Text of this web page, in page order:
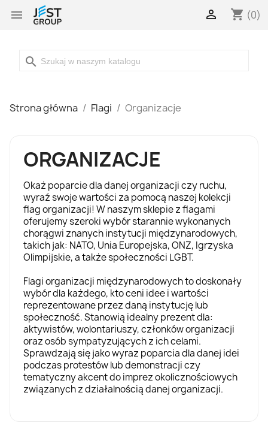
 shopping_cart (0)

search
Strona główna Flagi Organizacje
ORGANIZACJE
Okaż poparcie dla danej organizacji czy ruchu,
wyraź swoje wartości za pomocą naszej kolekcji
flag organizacji! W naszymsklepie z flagami
oferujemy szeroki wybór starannie wykonanych
chorągwi znanych instytucji międzynarodowych,
takich jak: NATO, Unia Europejska, ONZ, Igrzyska
Olimpijskie, a także społeczności LGBT.
Flagi organizacji międzynarodowych to doskonały
wybór dla każdego, kto ceni idee i wartości
reprezentowane przez daną instytucję lub
społeczność. Stanowią idealny prezent dla:
aktywistów, wolontariuszy, członków organizacji
oraz osób sympatyzujących z ich celami.
Sprawdzają się jako wyraz poparcia dla danej idei
podczas protestów lub demonstracji czy
tematyczny akcent do imprez okolicznościowych
związanych z działalnością danej organizacji.